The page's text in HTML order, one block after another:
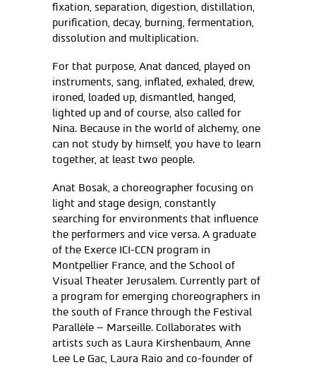
fixation, separation, digestion, distillation,
purification, decay, burning, fermentation,
dissolution and multiplication.
For that purpose, Anat danced, played on
instruments, sang, inflated, exhaled, drew,
ironed, loaded up, dismantled, hanged,
lighted up and of course, also called for
Nina. Because in the world of alchemy, one
can not study by himself, you have to learn
together, at least two people.
Anat Bosak, a choreographer focusing on
light and stage design, constantly
searching for environments that influence
the performers and vice versa. A graduate
of the Exerce ICI-CCN program in
Montpellier France, and the School of
Visual Theater Jerusalem. Currently part of
a program for emerging choreographers in
the south of France through the Festival
Parallèle – Marseille. Collaborates with
artists such as Laura Kirshenbaum, Anne
Lee Le Gac, Laura Raio and co-founder of